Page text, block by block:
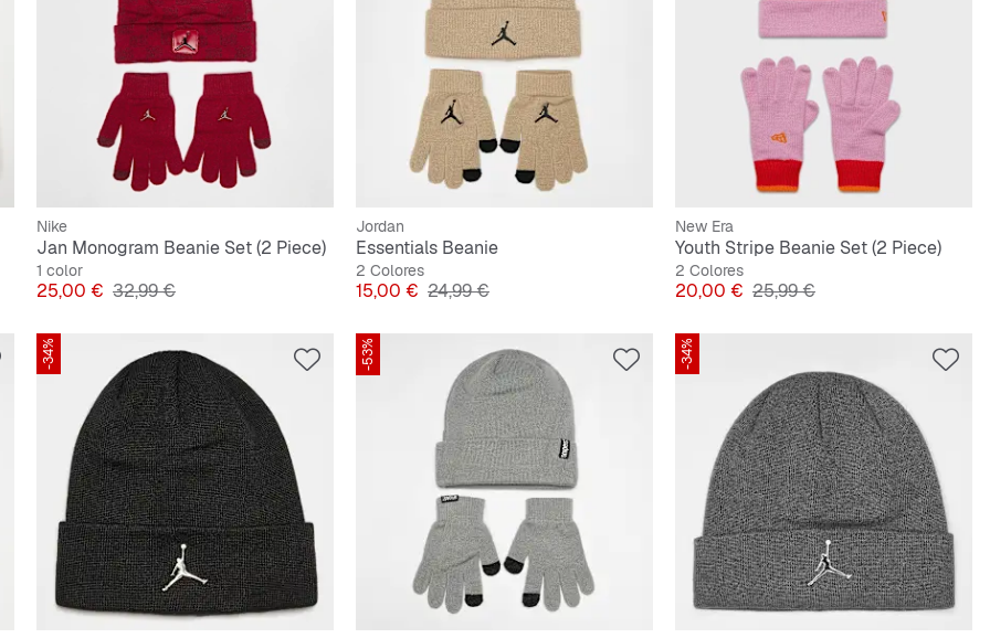
Nike
Jan Monogram Beanie Set (2 Piece)
1 color
Precio
25,00 € Precio original
32,99 €
Jordan
Essentials Beanie
2 Colores
Precio
15,00 € Precio original
24,99 €
New Era
Youth Stripe Beanie Set (2 Piece)
2 Colores
Precio
20,00 € Precio original
25,99 €
-34% -53% -34%